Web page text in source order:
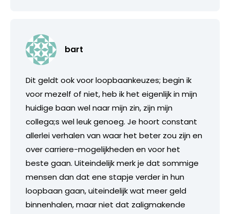
bart
Dit geldt ook voor loopbaankeuzes; begin ik
voor mezelf of niet, heb ik het eigenlijk in mijn
huidige baan wel naar mijn zin, zijn mijn
collega;s wel leuk genoeg. Je hoort constant
allerlei verhalen van waar het beter zou zijn en
over carriere-mogelijkheden en voor het
beste gaan. Uiteindelijk merk je dat sommige
mensen dan dat ene stapje verder in hun
loopbaan gaan, uiteindelijk wat meer geld
binnenhalen, maar niet dat zaligmakende